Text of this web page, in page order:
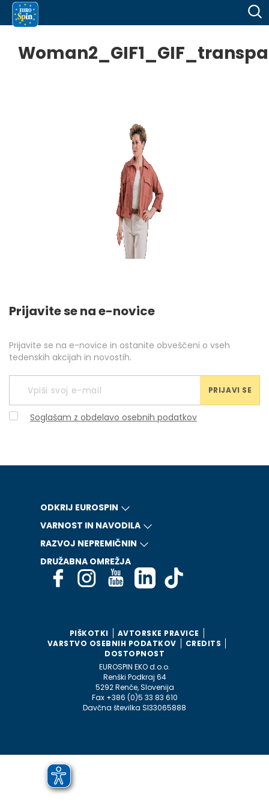
Prijavite se na e-novice
Prijavite se na e-novice in ostanite obveščeni o vseh
tedenskih akcijah in novostih.
PRIJAVI SE
Soglašam z obdelavo osebnih podatkov
ODKRIJ EUROSPIN
VARNOST IN NAVODILA
RAZVOJ NEPREMIČNIN
DRUŽABNA OMREŽJA
PIŠKOTKI
AVTORSKE PRAVICE
VARSTVO OSEBNIH PODATKOV
CREDITS
DOSTOPNOST
EUROSPIN EKO d.o.o.
Renški Podkraj 64
5292 Renče, Slovenija
Fax +386 (0)5 33 83 610
Davčna številka SI33065888